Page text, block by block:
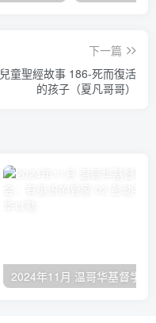
下一篇
兒童聖經故事 186-死而復活
的孩子（夏凡哥哥）